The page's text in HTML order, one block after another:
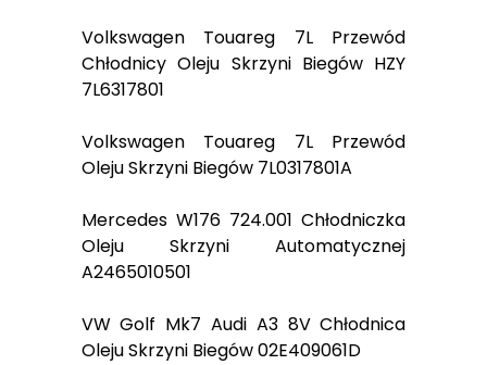
Volkswagen Touareg 7L Przewód
Chłodnicy Oleju Skrzyni Biegów HZY
7L6317801
Volkswagen Touareg 7L Przewód
Oleju Skrzyni Biegów 7L0317801A
Mercedes W176 724.001 Chłodniczka
Oleju Skrzyni Automatycznej
A2465010501
VW Golf Mk7 Audi A3 8V Chłodnica
Oleju Skrzyni Biegów 02E409061D